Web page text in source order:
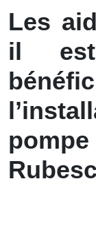
Les
il